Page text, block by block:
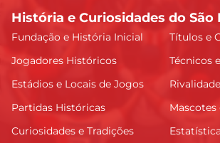
História e Curiosidades do São
Fundação e História Inicial
Títulos e
Jogadores Históricos
Técnicos
Estádios e Locais de Jogos
Partidas Históricas
Curiosidades e Tradições